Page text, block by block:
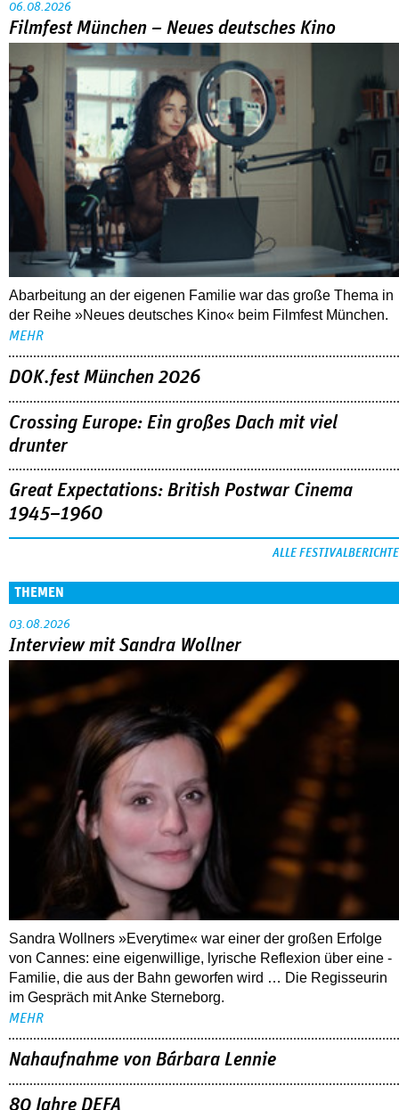
06.08.2026
Filmfest München – Neues deutsches Kino
Abarbeitung an der eigenen Familie war das große Thema in
der Reihe »Neues deutsches Kino« beim Filmfest München.
MEHR
DOK.fest München 2026
Crossing Europe: Ein großes Dach mit viel
drunter
Great Expectations: British Postwar Cinema
1945–1960
ALLE FESTIVALBERICHTE
THEMEN
03.08.2026
Interview mit Sandra Wollner
Sandra Wollners »Everytime« war einer der großen Erfolge
von Cannes: eine eigenwillige, lyrische Reflexion über eine ­
Familie, die aus der Bahn geworfen wird … Die Regisseurin
im Gespräch mit Anke Sterneborg.
MEHR
Nahaufnahme von Bárbara Lennie
80 Jahre DEFA